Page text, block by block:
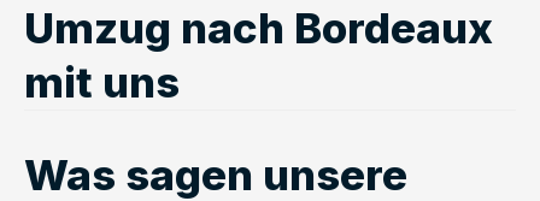
Umzug nach Bordeaux
mit uns
Was sagen unsere